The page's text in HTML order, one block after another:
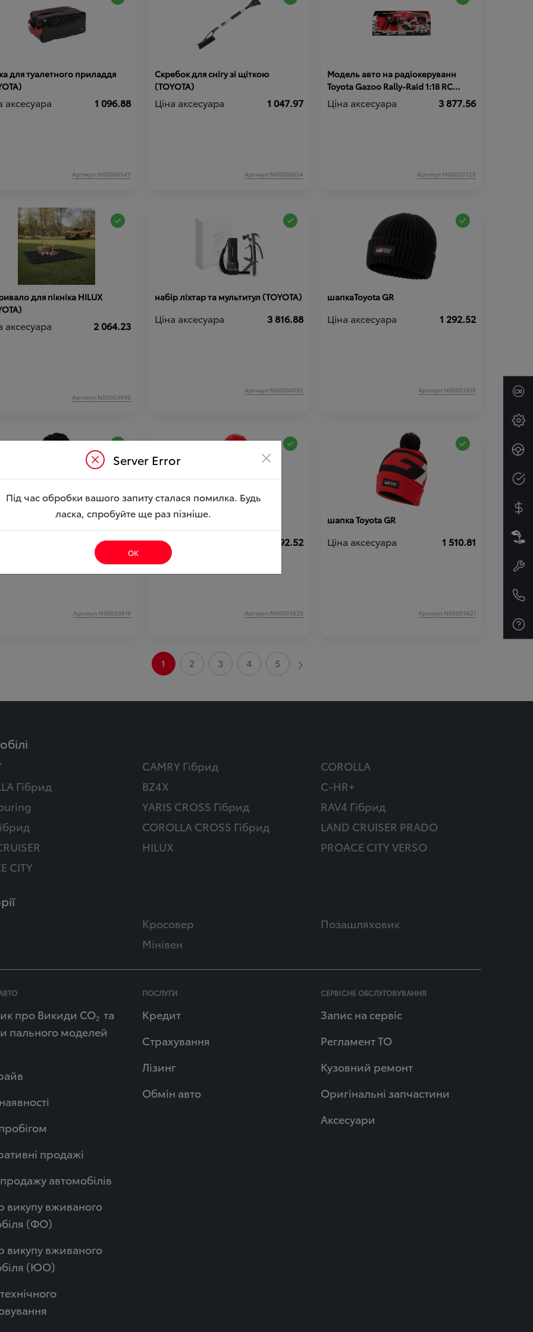
для туалетного приладдя
аксесуара 1 096.88
Артикул:N00000549
Скребок для снігу зі щіткою
(TOYOTA)
Ціна аксесуара 1 047.97
Артикул:N00000554
Модель авто на радіокеруванн
Toyota Gazoo Rally-Raid 1:18 RC
Model Car De Villiers HILUX T1+
Ціна аксесуара 3 877.56
Артикул:N00003728
для пікніка HILUX
аксесуара 2 064.23
Артикул:N00003990
набір ліхтар та мультитул (TOYOTA)
Ціна аксесуара 3 816.88
Артикул:N00004092
шапкаToyota GR
Ціна аксесуара 1 292.52
Артикул:N00003818
GR
аксесуара 1 292.52
Артикул:N00003819
шапка Toyota GR
Ціна аксесуара 1 292.52
Артикул:N00003820
шапка Toyota GR
Ціна аксесуара 1 510.81
Артикул:N00003821
1 2 3 4 5
CAMRY Гібрид
COROLLA
Гібрид
BZ4X
C-HR+
YARIS CROSS Гібрид
RAV4 Гібрид
COROLLA CROSS Гібрид
LAND CRUISER PRADO
HILUX
PROACE CITY VERSO
CITY
Кросовер
Позашляховик
Мінівен
про Викиди СО2 та
пального моделей
продажі
автомобілів
викупу вживаного
(ФО)
викупу вживаного
(ЮО)
ПОСЛУГИ
Кредит
Страхування
Лізинг
Обмін авто
СЕРВІСНЕ ОБСЛУГОВУВАННЯ
Запис на сервіс
Регламент ТО
Кузовний ремонт
Оригінальні запчастини
Аксесуари
Server Error ×
Під час обробки вашого запиту сталася помилка. Будь
ласка, спробуйте ще раз пізніше.
ОК